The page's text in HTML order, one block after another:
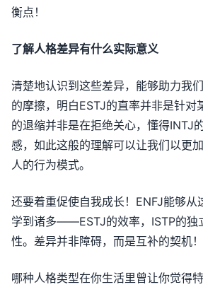
衡点！
了解人格差异有什么实际意义
清楚地认识到这些差异，能够助力我
的摩擦，明白ESTJ的直率并非是针对
的退缩并非是在拒绝关心，懂得INTJ
感，如此这般的理解可以让我们以更
人的行为模式。
还要着重促使自我成长！ENFJ能够从
学到诸多——ESTJ的效率，ISTP的独
性。差异并非障碍，而是互补的契机！
哪种人格类型在你生活里曾让你觉得